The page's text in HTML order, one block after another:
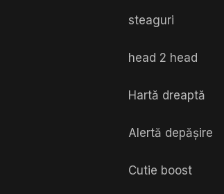
steaguri
head 2 head
Hartă dreaptă
Alertă depășire
Cutie boost